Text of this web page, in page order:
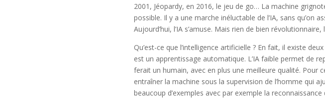
2001, Jéopardy, en 2016, le jeu de go… La machine
possible. Il y a une marche inéluctable de l’IA, sans
Aujourd’hui, l’IA s’amuse. Mais rien de bien
Qu’est-ce que l’intelligence artificielle ? En fait, il existe
est un apprentissage automatique. L’IA faible permet de
ferait un humain, avec en plus une meilleure qualité. Pour
entraîner la machine sous la supervision de l’homme qui
beaucoup d’exemples avec par exemple la